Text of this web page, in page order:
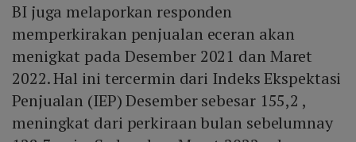
BI juga melaporkan responden
memperkirakan penjualan eceran akan
menigkat pada Desember 2021 dan Maret
2022. Hal ini tercermin dari Indeks Ekspektasi
Penjualan (IEP) Desember sebesar 155,2 ,
meningkat dari perkiraan bulan sebelumnay